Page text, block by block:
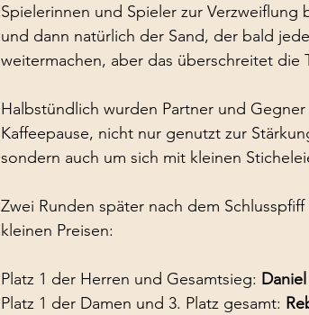
Spielerinnen und Spieler zur
und dann natürlich der Sand, der bald
weitermachen, aber das überschreitet die
Halbstündlich wurden Partner und
Kaffeepause, nicht nur genutzt zur
sondern auch um sich mit kleinen
Zwei Runden später nach dem
kleinen Preisen:
Platz 1 der Herren und Gesamtsieg:
Platz 1 der Damen und 3. Platz gesamt: